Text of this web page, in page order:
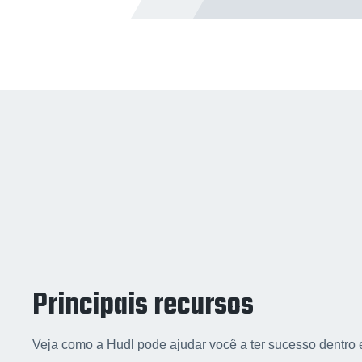
Principais recursos
Veja como a Hudl pode ajudar você a ter sucesso dentro
Principais recursos
Veja como a Hudl pode ajudar você a ter sucesso dentro
Principais recursos
Veja como a Hudl pode ajudar você a ter sucesso dentro